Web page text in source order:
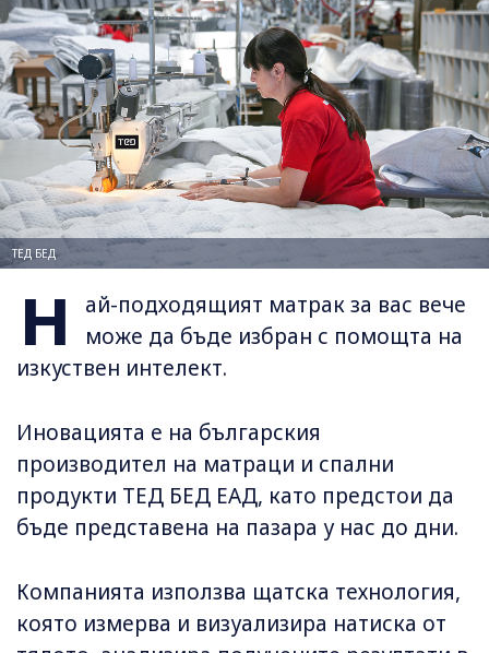
ТЕД БЕД
Н
ай-подходящият матрак за вас вече
може да бъде избран с помощта на
изкуствен интелект.
Иновацията е на българския
производител на матраци и спални
продукти ТЕД БЕД ЕАД, като предстои да
бъде представена на пазара у нас до дни.
Компанията използва щатска технология,
която измерва и визуализира натиска от